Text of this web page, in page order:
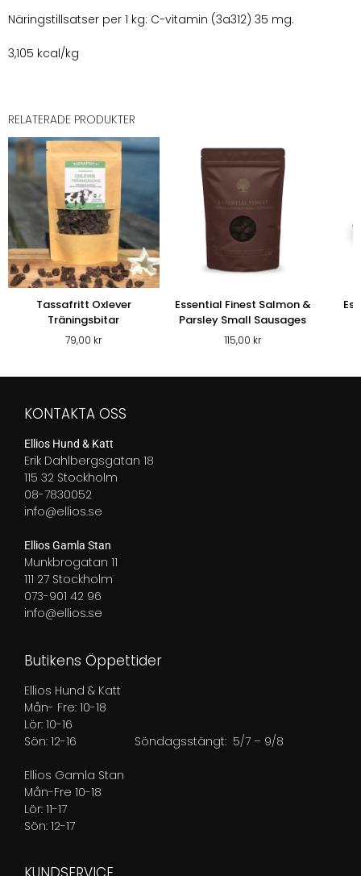
Näringstillsatser per 1 kg: C-vitamin (3a312) 35 mg.
3,105 kcal/kg
RELATERADE PRODUKTER
Tassafritt Oxlever
Träningsbitar
79,00 kr
Essential Finest Salmon &
Parsley Small Sausages
115,00 kr
KONTAKTA OSS
Ellios Hund & Katt
Erik Dahlbergsgatan 18
115 32 Stockholm
08-7830052
info@ellios.se
Ellios Gamla Stan
Munkbrogatan 11
111 27 Stockholm
073-901 42 96
info@ellios.se
Butikens Öppettider
Ellios Hund & Katt
Mån- Fre: 10-18
Lör: 10-16
Sön: 12-16 Söndagsstängt: 5/7 – 9/8
Ellios Gamla Stan
Mån-Fre 10-18
Lör: 11-17
Sön: 12-17